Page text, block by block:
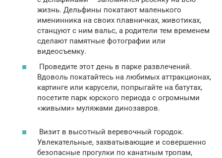
жизнь. Дельфины покатают маленького
именинника на своих плавничках, животиках,
станцуют с ним вальс, а родители тем временем
сделают памятные фотографии или
видеосъемку.
Проведите этот день в парке развлечений.
Вдоволь покатайтесь на любимых аттракционах,
картинге или карусели, попрыгайте на батутах,
посетите парк юрского периода с огромными
«живыми» муляжами динозавров.
Визит в высотный веревочный городок.
Увлекательные, захватывающие и совершенно
безопасные прогулки по канатным тропам,